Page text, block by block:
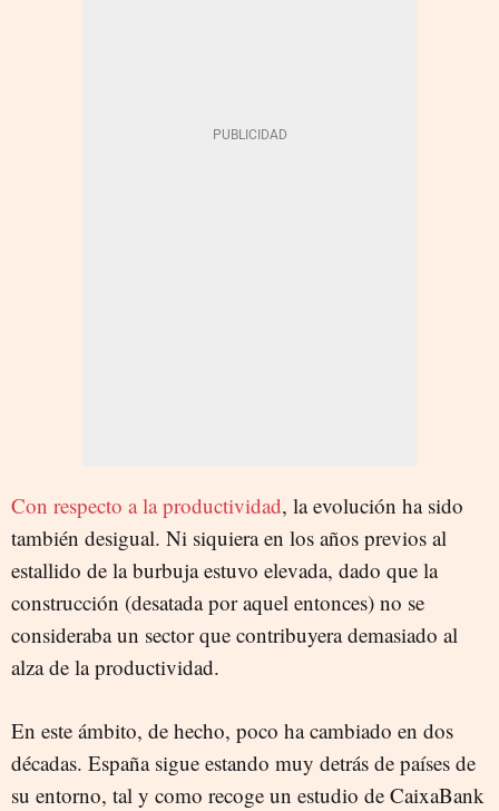
Con respecto a la productividad, la evolución ha sido
también desigual. Ni siquiera en los años previos al
estallido de la burbuja estuvo elevada, dado que la
construcción (desatada por aquel entonces) no se
consideraba un sector que contribuyera demasiado al
alza de la productividad.
En este ámbito, de hecho, poco ha cambiado en dos
décadas. España sigue estando muy detrás de países de
su entorno, tal y como recoge un estudio de CaixaBank